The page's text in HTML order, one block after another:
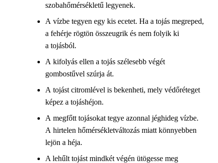
szobahőmérsékletű legyenek.
A vízbe tegyen egy kis ecetet. Ha a tojás megreped,
a fehérje rögtön összeugrik és nem folyik ki
a tojásból.
A kifolyás ellen a tojás szélesebb végét
gombostűvel szúrja át.
A tojást citromlével is bekenheti, mely védőréteget
képez a tojáshéjon.
A megfőtt tojásokat tegye azonnal jéghideg vízbe.
A hirtelen hőmérsékletváltozás miatt könnyebben
lejön a héja.
A lehűlt tojást mindkét végén ütögesse meg